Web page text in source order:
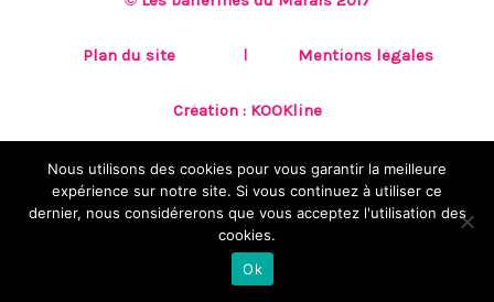
Plan du site Mentions légales
Création : KOOKline
Nous utilisons des cookies pour vous garantir la meilleure
expérience sur notre site. Si vous continuez à utiliser ce
dernier, nous considérerons que vous acceptez l'utilisation des
cookies.
Ok